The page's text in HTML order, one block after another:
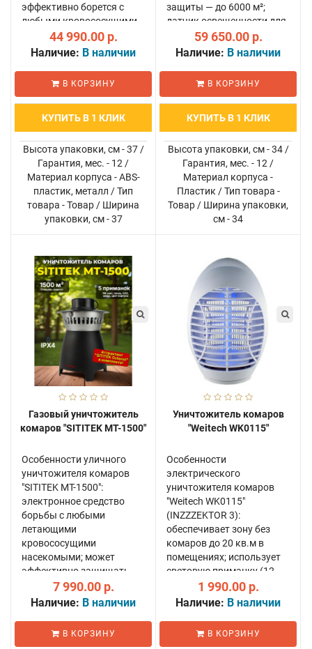
эффективно борется с
любыми кровососущими
насекомыми, включая мух
и слепней; действует на
весь летний сезон..
44 990.00 р.
Наличие: В наличии
В КОРЗИНУ
КУПИТЬ В 1 КЛИК
Высота упаковки, см - 37 /
Гарантия, мес. - 12 /
Материал корпуса - ABS-
пластик, металл / Тип
товара - Товар / Ширина
упаковки, см - 37
защиты — до 6000 м²;
датчик освещенности для
автоматической
активации ночью; новая
эффективная и ..
59 650.00 р.
Наличие: В наличии
В КОРЗИНУ
КУПИТЬ В 1 КЛИК
Высота упаковки, см - 34 /
Гарантия, мес. - 12 /
Материал корпуса -
Пластик / Тип товара -
Товар / Ширина упаковки,
см - 34
Газовый уничтожитель
комаров "SITITEK MT-1500"
Особенности уличного
уничтожителя комаров
"SITITEK MT-1500":
электронное средство
борьбы с любыми
летающими
кровососущими
насекомыми; может
эффективно защищать
участок местности
площадью до 1500 кв.м;
присутствие человека
7 990.00 р.
Наличие: В наличии
В КОРЗИНУ
Уничтожитель комаров
"Weitech WK0115"
Особенности
электрического
уничтожителя комаров
"Weitech WK0115"
(INZZZEKTOR 3):
обеспечивает зону без
комаров до 20 кв.м в
помещениях; использует
световую приманку (12
УФ светодиодов);
мгновенное уничтожение
случайный контакт с
1 990.00 р.
Наличие: В наличии
В КОРЗИНУ